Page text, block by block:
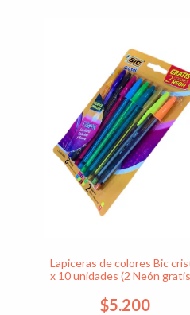
Lapiceras de colores Bic
x 10 unidades (2 Neón
$5.200